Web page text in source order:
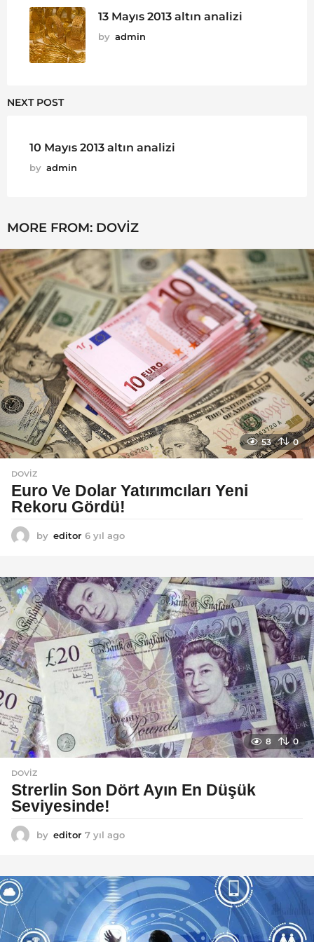
13 Mayıs 2013 altın analizi
by admin
NEXT POST
10 Mayıs 2013 altın analizi
by admin
MORE FROM: DOVIZ
53 0
DOVIZ
Euro Ve Dolar Yatırımcıları Yeni
Rekoru Gördü!
by editor 6 yıl ago
l
a
o
8 0
DOVIZ
Strerlin Son Dört Ayın En Düşük
Seviyesinde!
by editor 7 yıl ago
l
a
g
o